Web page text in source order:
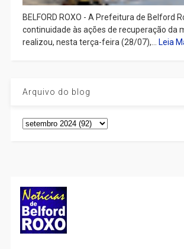
BELFORD ROXO - A Prefeitura de Belford
continuidade às ações de recuperação da
realizou, nesta terça-feira (28/07),... Leia
Arquivo do blog